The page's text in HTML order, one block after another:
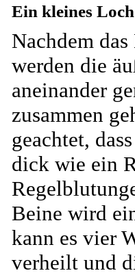
Ein kleines
Nachdem
werden die
aneinander
zusammen
geachtet,
dick wie ein
Beine wird
kann es vier
verheilt und